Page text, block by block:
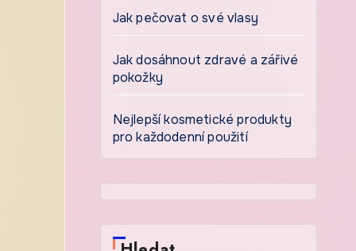
Jak pečovat o své vlasy
Jak dosáhnout zdravé a zářivé
pokožky
Nejlepší kosmetické produkty
pro každodenní použití